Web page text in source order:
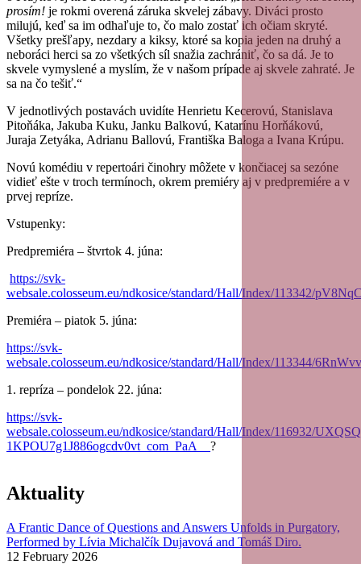
prosím! je rokmi overená záruka skvelej zábavy. Diváci prosto
milujú, keď sa im odhaľuje to, čo malo zostať ich očiam skryté.
Všetky prešľapy, nezdary a kiksy, ktoré sa kopia jeden na druhý a
neboráci herci sa zo všetkých síl snažia zachrániť, čo sa dá. Je to
skvele vymyslené a myslím, že v našom prípade aj skvele zahraté. Je
sa na čo tešiť.“
V jednotlivých postavách uvidíte Henrietu Kecerovú, Stanislava
Pitoňáka, Jakuba Kuku, Janku Balkovú, Katarínu Horňákovú,
Juraja Zetyáka, Adrianu Ballovú, Františka Baloga a Ivana Krúpu.
Novú komédiu v repertoári činohry môžete v končiacej sa sezóne
vidieť ešte v troch termínoch, okrem premiéry aj v predpremiére a v
prvej repríze.
Vstupenky:
Predpremiéra – štvrtok 4. júna:
https://svk-
websale.colosseum.eu/ndkosice/standard/Hall/Index/113342/
Premiéra – piatok 5. júna:
https://svk-
websale.colosseum.eu/ndkosice/standard/Hall/Index/113344/
1. repríza – pondelok 22. júna:
https://svk-
websale.colosseum.eu/ndkosice/standard/Hall/Index/116932/
1KPOU7g1J886ogcdv0vt_com_PaA__ ?
Aktuality
A Frantic Dance of Questions and Answers Unfolds in Purgatory,
Performed by Lívia Michalčík Dujavová and Tomáš Diro.
12 February 2026